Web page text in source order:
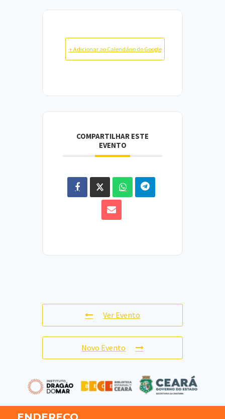
+ Adicionar ao Calendário do Google
COMPARTILHAR ESTE
EVENTO
Ver Evento
Novo Evento